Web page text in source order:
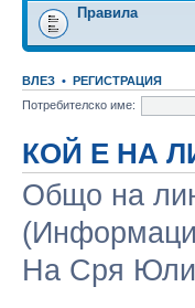
Правила
ВЛЕЗ • РЕГИСТРАЦИЯ
Потребителско име:
КОЙ Е НА
Общо на
На Сря Юли